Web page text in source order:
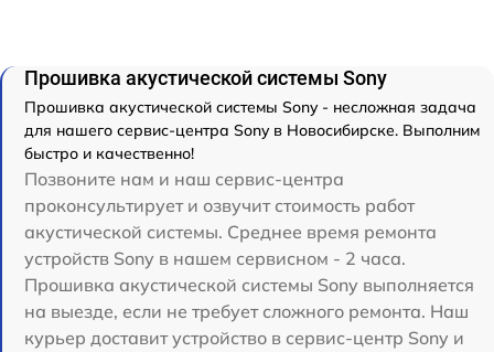
Прошивка акустической системы Sony
Прошивка акустической системы Sony - несложная задача
для нашего сервис-центра Sony в Новосибирске. Выполним
быстро и качественно!
Позвоните нам и наш сервис-центра
проконсультирует и озвучит стоимость работ
акустической системы. Среднее время ремонта
устройств Sony в нашем сервисном - 2 часа.
Прошивка акустической системы Sony выполняется
на выезде, если не требует сложного ремонта. Наш
курьер доставит устройство в сервис-центр Sony и